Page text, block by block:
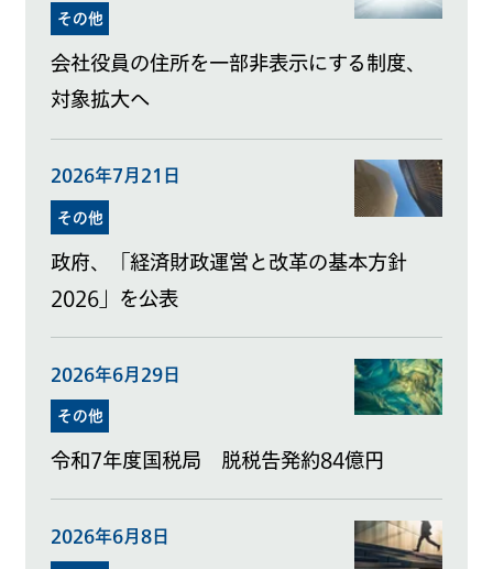
その他
会社役員の住所を一部非表示にする制度、
対象拡大へ
2026年7月21日
その他
政府、「経済財政運営と改革の基本方針
2026」を公表
2026年6月29日
その他
令和7年度国税局 脱税告発約84億円
2026年6月8日